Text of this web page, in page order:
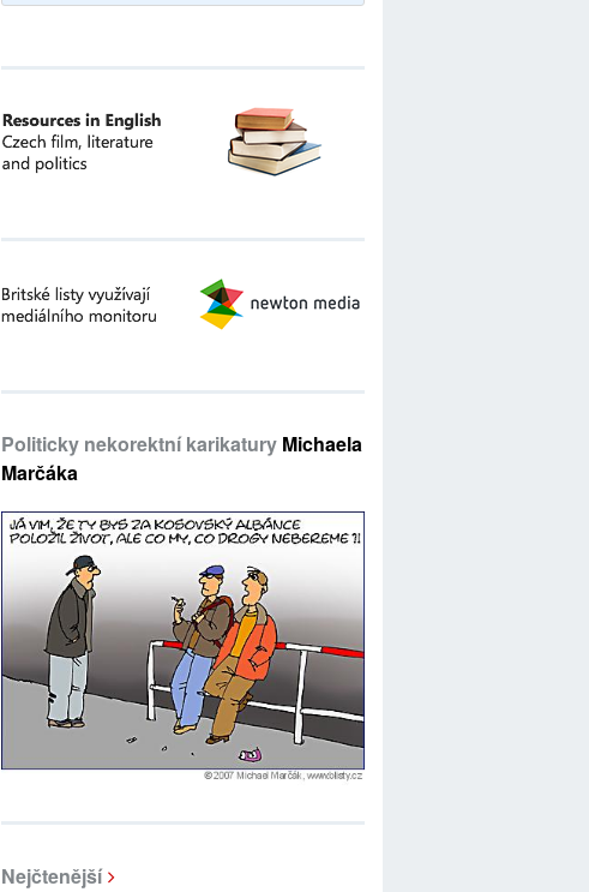
Politicky nekorektní karikatury Michaela
Marčáka
Nejčtenější